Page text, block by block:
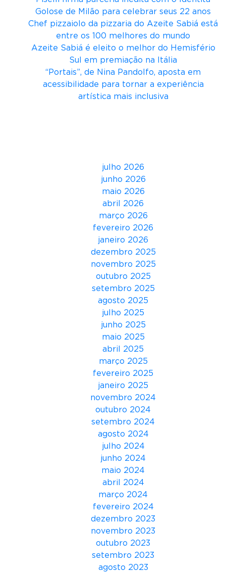
e
m
o
a
n
u
n
c
Golose de Milão para celebrar seus 22 anos
Chef pizzaiolo da pizzaria do Azeite Sabiá está
entre os 100 melhores do mundo
Azeite Sabiá é eleito o melhor do Hemisfério
Sul em premiação na Itália
“Portais”, de Nina Pandolfo, aposta em
acessibilidade para tornar a experiência
artística mais inclusiva
julho 2026
junho 2026
maio 2026
abril 2026
março 2026
fevereiro 2026
janeiro 2026
dezembro 2025
novembro 2025
outubro 2025
setembro 2025
agosto 2025
julho 2025
junho 2025
maio 2025
abril 2025
março 2025
fevereiro 2025
janeiro 2025
novembro 2024
outubro 2024
setembro 2024
agosto 2024
julho 2024
junho 2024
maio 2024
abril 2024
março 2024
fevereiro 2024
dezembro 2023
novembro 2023
outubro 2023
setembro 2023
agosto 2023